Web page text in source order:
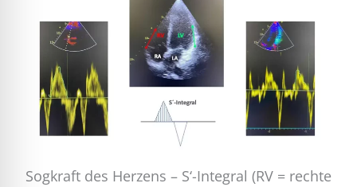
Sogkraft des Herzens – S‘-Integral (RV = rechte